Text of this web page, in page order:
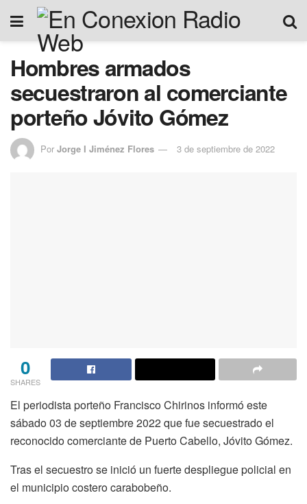
Hombres armados
secuestraron al comerciante
porteño Jóvito Gómez
Por Jorge I Jiménez Flores 3 de septiembre de 2022
0
SHARES
El periodista porteño Francisco Chirinos informó este
sábado 03 de septiembre 2022 que fue secuestrado el
reconocido comerciante de Puerto Cabello, Jóvito Gómez.
Tras el secuestro se inició un fuerte despliegue policial en
el municipio costero carabobeño.